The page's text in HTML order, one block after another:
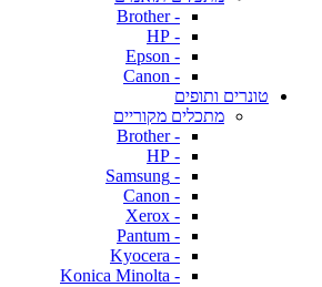
- Brother
- HP
- Epson
- Canon
טונרים ותופים
מתכלים מקוריים
- Brother
- HP
- Samsung
- Canon
- Xerox
- Pantum
- Kyocera
- Konica Minolta